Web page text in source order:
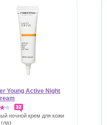
Young Active Night
32
ночной крем для кожи